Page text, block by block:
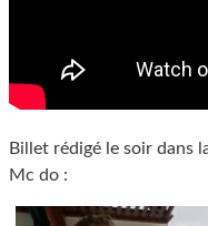
Billet rédigé le soir dans
Mc do :